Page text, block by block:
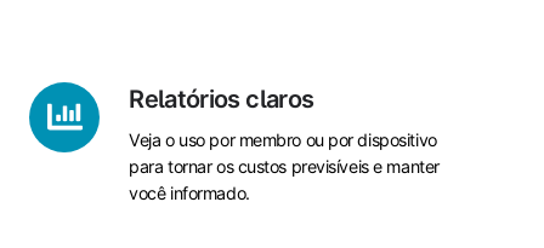
Relatórios claros
Veja o uso por membro ou por dispositivo
para tornar os custos previsíveis e manter
você informado.
Relatórios
claros